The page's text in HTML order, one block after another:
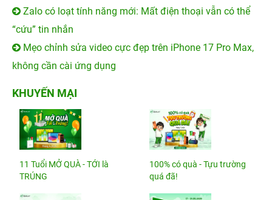
Zalo có loạt tính năng mới: Mất điện thoại vẫn có thể
“cứu” tin nhắn
Mẹo chỉnh sửa video cực đẹp trên iPhone 17 Pro Max,
không cần cài ứng dụng
KHUYẾN MẠI
11 Tuổi MỞ QUÀ - TỚI là
TRÚNG
100% có quà - Tựu trường
quá đã!